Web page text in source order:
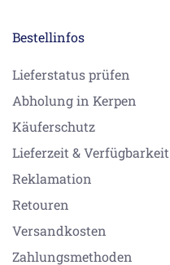
Bestellinfos
Lieferstatus prüfen
Abholung in Kerpen
Käuferschutz
Lieferzeit & Verfügbarkeit
Reklamation
Retouren
Versandkosten
Zahlungsmethoden